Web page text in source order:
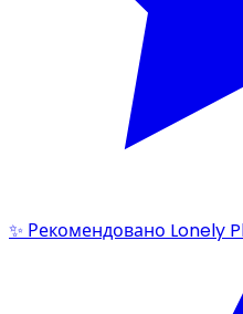
✨ Рекомендовано Lonely